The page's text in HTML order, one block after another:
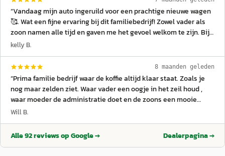
“Vandaag mijn auto ingeruild voor een prachtige nieuwe wagen
🥰. Wat een fijne ervaring bij dit familiebedrijf! Zowel vader als
zoon namen alle tijd en gaven me het gevoel welkom te zijn. Bij
het ophalen stond mijn nieuwe auto zelfs klaar met een strik
aanrader! 🙌✨
kelly B.
8 maanden geleden
“Prima familie bedrijf waar de koffie altijd klaar staat. Zoals je
nog maar zelden ziet. Waar vader een oogje in het zeil houd ,
waar moeder de administratie doet en de zoons een mooie
Will B.
Alle92reviews op Google → Dealerpagina →